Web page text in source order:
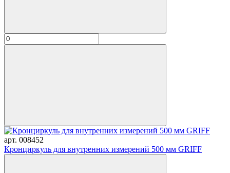
арт. 008452
Кронциркуль для внутренних измерений 500 мм GRIFF